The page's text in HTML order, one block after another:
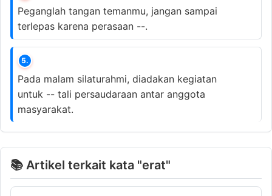
Peganglah tangan temanmu, jangan sampai
terlepas karena perasaan --.
5.
Pada malam silaturahmi, diadakan kegiatan
untuk -- tali persaudaraan antar anggota
masyarakat.
📚 Artikel terkait kata "erat"